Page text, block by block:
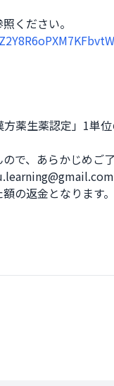
照ください。
薬生薬認定」1単位
で、あらかじめご
の返金となります。